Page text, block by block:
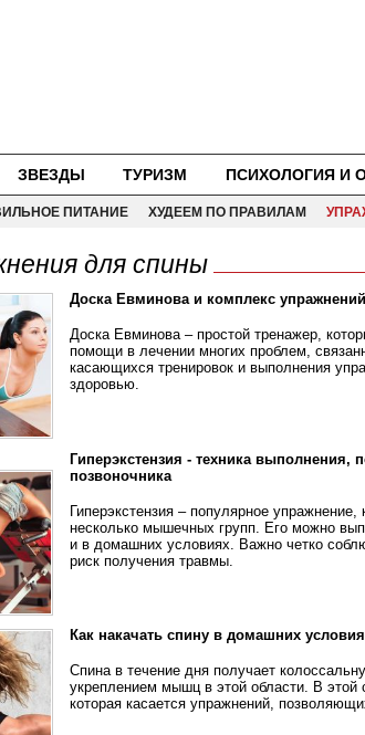
ЗВЕЗДЫ ТУРИЗМ ПСИХОЛОГИЯ И
ПИТАНИЕ ХУДЕЕМ ПО ПРАВИЛАМ
для спины
Доска Евминова и комплекс
Доска Евминова – простой тренажер,
помощи в лечении многих проблем,
касающихся тренировок и выполнения
здоровью.
Гиперэкстензия - техника выполнения,
позвоночника
Гиперэкстензия – популярное упражнение,
несколько мышечных групп. Его можно
и в домашних условиях. Важно четко
риск получения травмы.
Как накачать спину в домашних
Спина в течение дня получает
укреплением мышц в этой области. В
которая касается упражнений,